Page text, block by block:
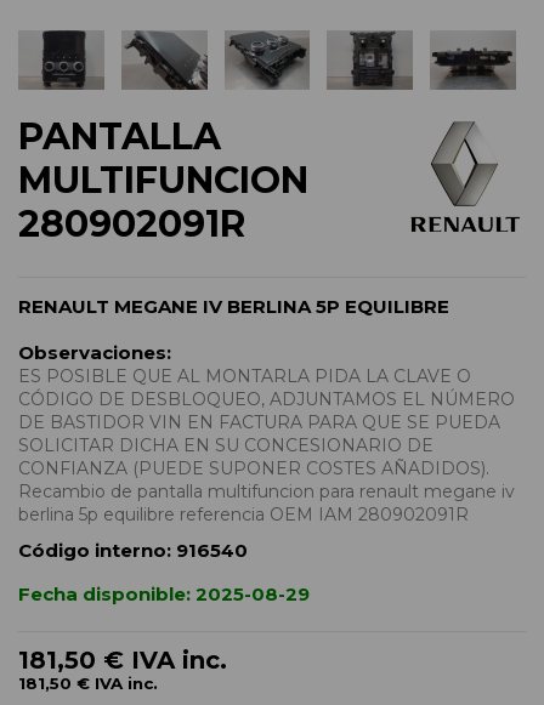
PANTALLA
MULTIFUNCION
280902091R
RENAULT MEGANE IV BERLINA 5P EQUILIBRE
Observaciones:
ES POSIBLE QUE AL MONTARLA PIDA LA CLAVE O
CÓDIGO DE DESBLOQUEO, ADJUNTAMOS EL NÚMERO
DE BASTIDOR VIN EN FACTURA PARA QUE SE PUEDA
SOLICITAR DICHA EN SU CONCESIONARIO DE
CONFIANZA (PUEDE SUPONER COSTES AÑADIDOS).
Recambio de pantalla multifuncion para renault megane iv
berlina 5p equilibre referencia OEM IAM 280902091R
Código interno: 916540
Fecha disponible: 2025-08-29
181,50 € IVA inc.
181,50 € IVA inc.